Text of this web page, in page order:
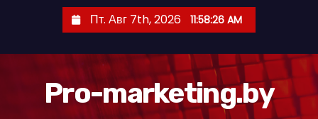
Пт. Авг 7th, 2026 11:58:27 AM
Pro-marketing.by